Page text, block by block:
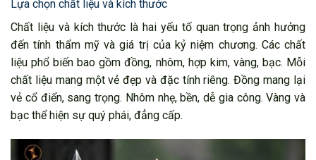
Lựa chọn chất liệu và kích thước
Chất liệu và kích thước là hai yếu tố quan trọng ảnh hưởng
đến tính thẩm mỹ và giá trị của kỷ niệm chương. Các chất
liệu phổ biến bao gồm đồng, nhôm, hợp kim, vàng, bạc. Mỗi
chất liệu mang một vẻ đẹp và đặc tính riêng. Đồng mang lại
vẻ cổ điển, sang trọng. Nhôm nhẹ, bền, dễ gia công. Vàng và
bạc thể hiện sự quý phái, đẳng cấp.